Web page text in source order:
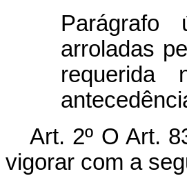
Parágrafo
arroladas
Art. 2º O Art.
vigorar com a